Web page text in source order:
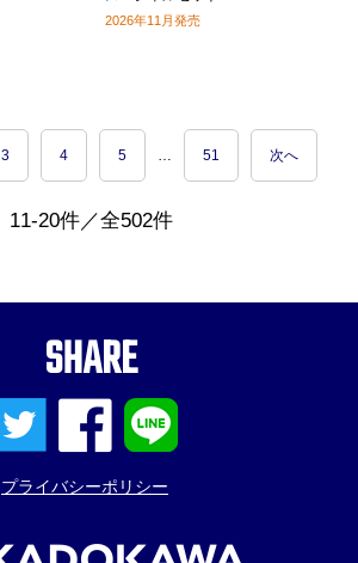
2026年11月発売
3 4 5 … 51 次へ
11-20件／全502件
SHARE
プライバシーポリシー